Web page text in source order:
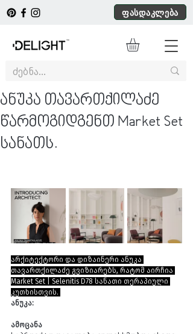
ფასდაკლება
ანუკა თავართქილაძე
წარმოგიდგენთ Market Set
სანათს.
არქიტექტორი და დიზაინერი ანუკა
თავართქილაძე გვიზიარებს, რატომ აირჩია
Market Set | Selenitis D78 სანათი თერაპიული
კუთხისთვის.
ანუკა:
ამოცანა